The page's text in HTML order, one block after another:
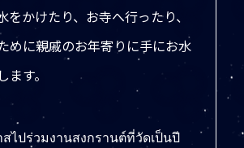
をかけたり、お寺へ行ったり、
めに親戚のお年寄りに手にお水
す。
ไปร่วมงานสงกรานต์ที่วัดเป็นปี